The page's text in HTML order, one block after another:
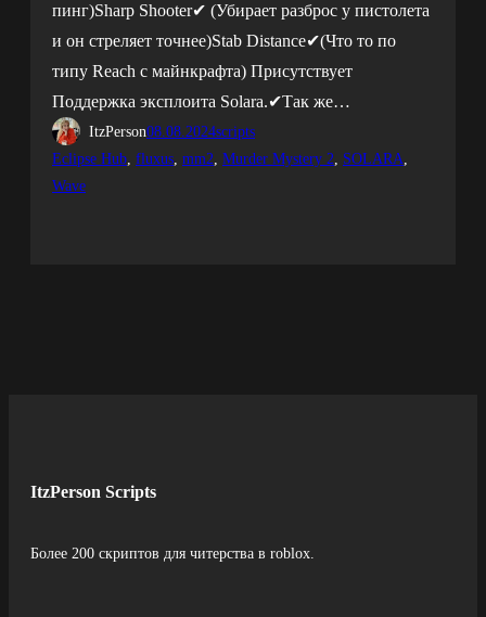
пинг)Sharp Shooter✔ (Убирает разброс у пистолета
и он стреляет точнее)Stab Distance✔(Что то по
типу Reach с майнкрафта) Присутствует
Поддержка эксплоита Solara.✔Так же…
ItzPerson08.08.2024scripts
Eclipse Hub, fluxus, mm2, Murder Mystery 2, SOLARA
Wave
ItzPerson Scripts
Более 200 скриптов для читерства в roblox.